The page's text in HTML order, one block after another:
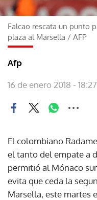
Falcao rescata un punto
plaza al Marsella / AFP
Afp
16 de enero 2018 - 18:27
El colombiano
el tanto del empate a
permitió al Mónaco
evita que ceda la
Marsella, este martes